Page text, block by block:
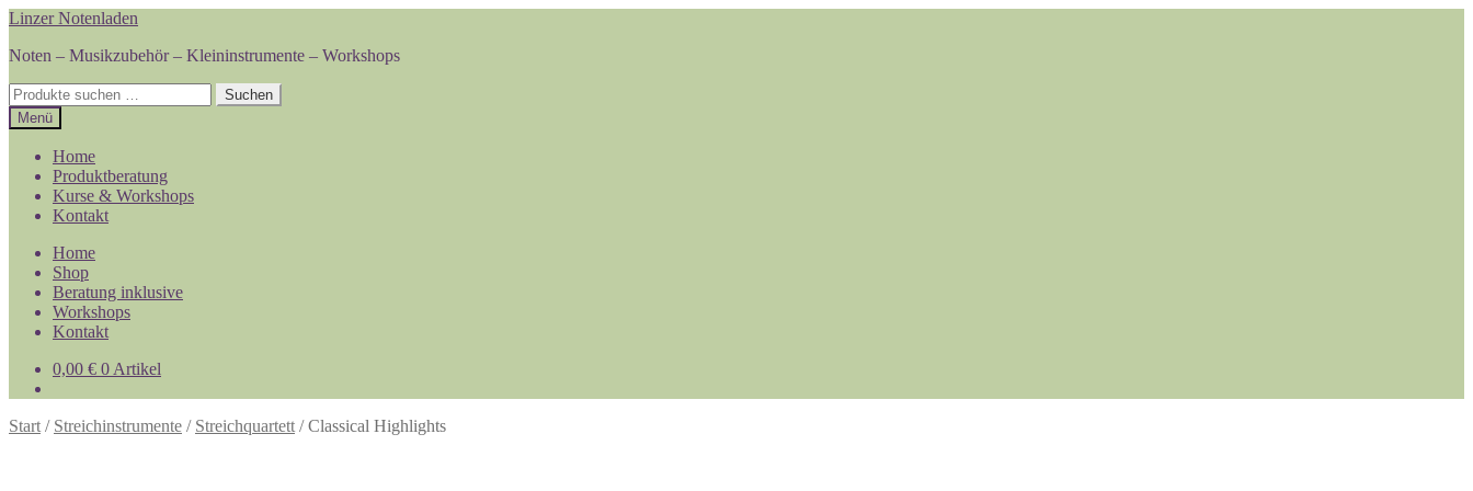
Zur
springen
Zum
springen
Linzer Notenladen
Noten – Musikzubehör – Kleininstrumente – Workshops
Suchen
nach:
Suchen
Menü
Home
Produktberatung
Kurse & Workshops
Kontakt
Home
Shop
Beratung inklusive
Workshops
Kontakt
0,00 € 0 Artikel
Start / Streichinstrumente / Streichquartett /Classical Highlights